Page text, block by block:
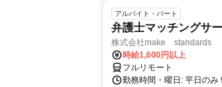
アルバイト・パート
弁護士マッチングサ
株式会社make standards
時給1,600円以上
フルリモート
勤務時間・曜日: 平日の